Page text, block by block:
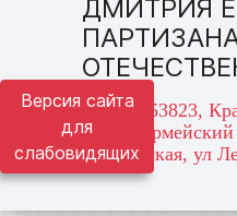
Версия сайта
для
слабовидящих
ДМИТРИЯ
адрес: 353823,
Марьянская, ул